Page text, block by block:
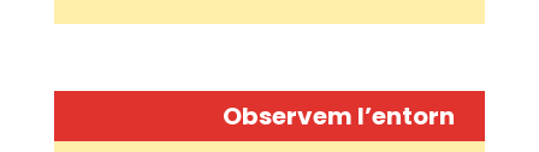
Observem l’entorn